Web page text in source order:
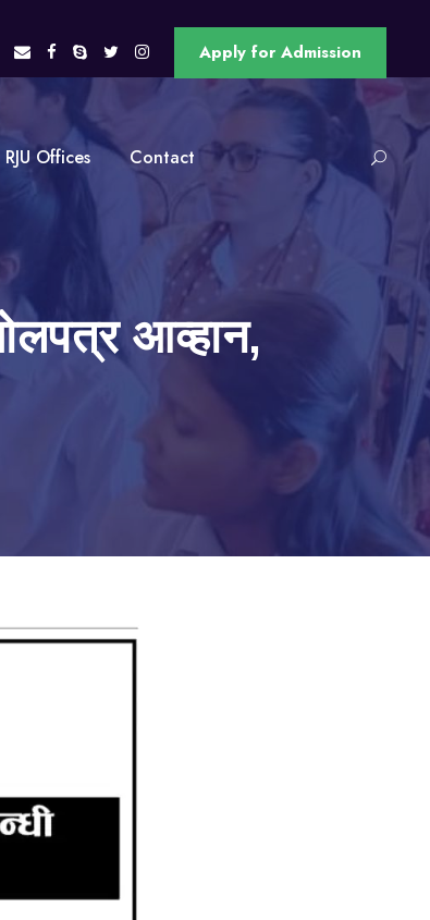
Apply for Admission
RJU Offices Contact
आव्हान,